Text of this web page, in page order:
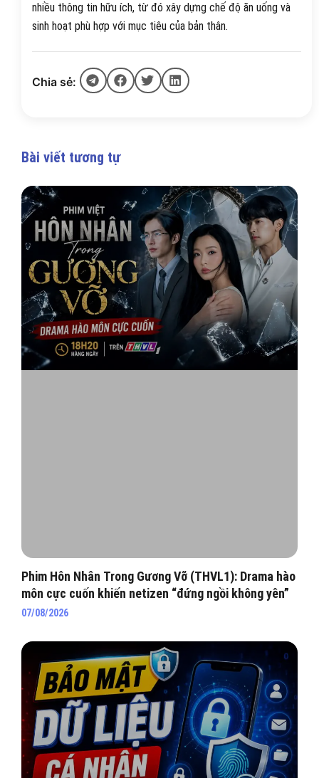
nhiều thông tin hữu ích, từ đó xây dựng chế độ ăn uống và
sinh hoạt phù hợp với mục tiêu của bản thân.
Chia sẻ:
Bài viết tương tự
Phim Hôn Nhân Trong Gương Vỡ (THVL1): Drama hào
môn cực cuốn khiến netizen “đứng ngồi không yên”
07/08/2026